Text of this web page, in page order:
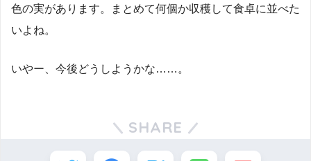
色の実があります。まとめて何個か収穫して食卓に並べた
いよね。
いやー、今後どうしようかな……。
SHARE